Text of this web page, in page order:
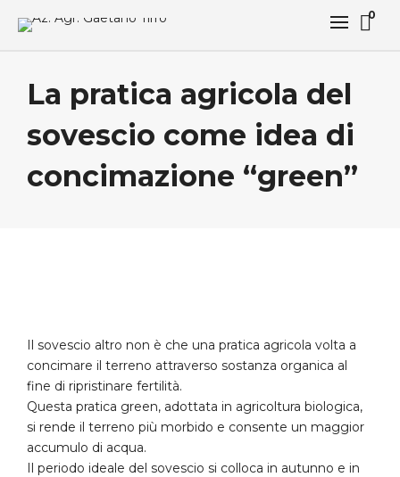
0
La pratica agricola del
sovescio come idea di
concimazione “green”
Il sovescio altro non è che una pratica agricola volta a
concimare il terreno attraverso sostanza organica al
fine di ripristinare fertilità.
Questa pratica green, adottata in agricoltura biologica,
si rende il terreno più morbido e consente un maggior
accumulo di acqua.
Il periodo ideale del sovescio si colloca in autunno e in